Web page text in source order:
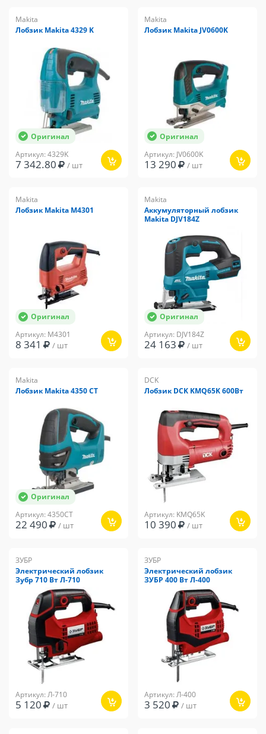
Makita
Лобзик Makita 4329 K
Оригинал
Артикул: 4329K
7 342.80 / шт
Makita
Лобзик Makita JV0600K
Оригинал
Артикул: JV0600K
13 290 / шт
Makita
Лобзик Makita M4301
Оригинал
Артикул: M4301
8 341 / шт
Makita
Аккумуляторный лобзик
Makita DJV184Z
Оригинал
Артикул: DJV184Z
24 163 / шт
Makita
Лобзик Makita 4350 CT
Оригинал
Артикул: 4350CT
22 490 / шт
DCK
Лобзик DCK KMQ65K 600Вт
Артикул: KMQ65K
10 390 / шт
ЗУБР
Электрический лобзик
Зубр 710 Вт Л-710
Артикул: Л-710
5 120 / шт
ЗУБР
Электрический лобзик
ЗУБР 400 Вт Л-400
Артикул: Л-400
3 520 / шт